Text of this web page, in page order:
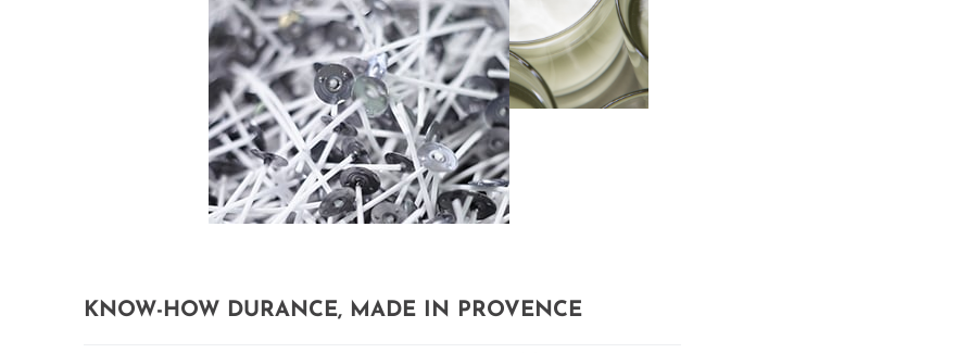
KNOW-HOW DURANCE, MADE IN PROVENCE